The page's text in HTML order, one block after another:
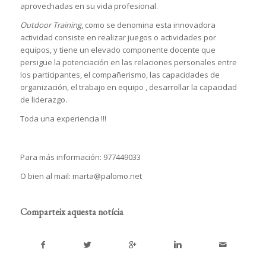
aprovechadas en su vida profesional.
Outdoor Training, como se denomina esta innovadora
actividad consiste en realizar juegos o actividades por
equipos, y tiene un elevado componente docente que
persigue la potenciación en las relaciones personales entre
los participantes, el compañerismo, las capacidades de
organización, el trabajo en equipo , desarrollar la capacidad
de liderazgo.
Toda una experiencia !!!
Para más información: 977449033
O bien al mail: marta@palomo.net
Comparteix aquesta notícia